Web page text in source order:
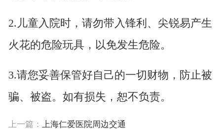
2.儿童入院时，请勿带入锋利、尖锐易产生
火花的危险玩具，以免发生危险。
3.请您妥善保管好自己的一切财物，防止被
骗、被盗。如有损失，恕不负责。
上一篇： 上海仁爱医院周边交通